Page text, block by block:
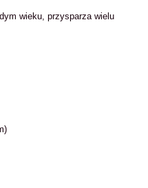
wieku, przysparza wielu